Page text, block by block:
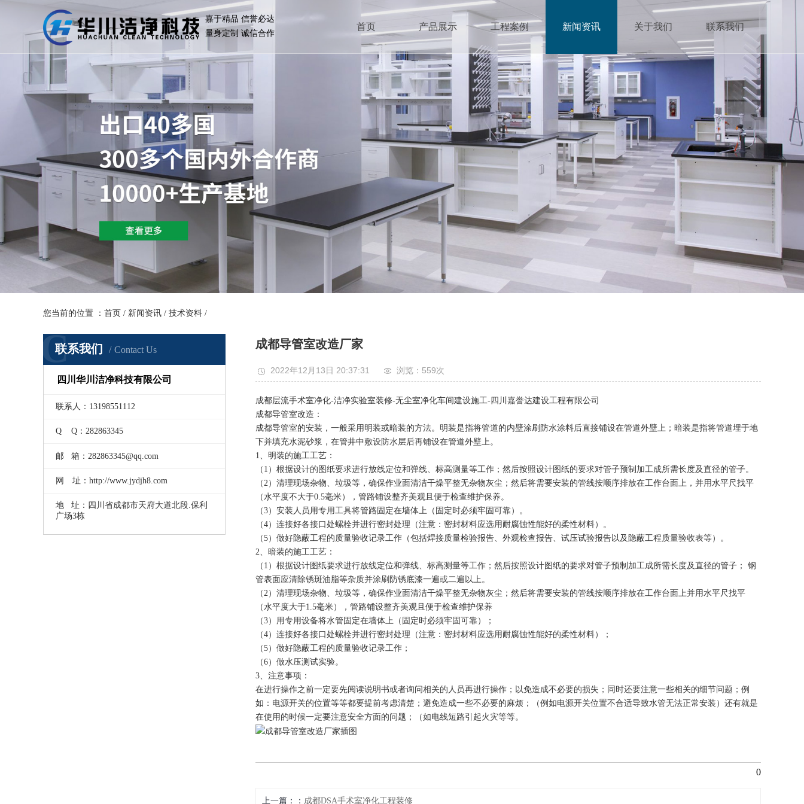
嘉于精品 信誉必达
量身定制 诚信合作
首页 产品展示 工程案例 新闻资讯 关于我们 联系我们
您当前的位置 ： 首页 / 新闻资讯 / 技术资料 /
联系我们 Contact Us
C
四川华川洁净科技有限公司
联系人：13198551112
Q Q：282863345
邮 箱：282863345@qq.com
网 址：http://www.jydjh8.com
地 址：四川省成都市天府大道北段.保利
广场3栋
成都导管室改造厂家
2022年12月13日 20:37:31 浏览：559次
成都层流手术室净化-洁净实验室装修-无尘室净化车间建设施工-四川嘉誉达建设工程有限公司
成都导管室改造：
成都导管室的安装，一般采用明装或暗装的方法。明装是指将管道的内壁涂刷防水涂料后直接铺设在管道外壁上；暗装是指将管道埋于地
下并填充水泥砂浆，在管井中敷设防水层后再铺设在管道外壁上。
1、明装的施工工艺：
（1）根据设计的图纸要求进行放线定位和弹线、标高测量等工作；然后按照设计图纸的要求对管子预制加工成所需长度及直径的管子。
（2）清理现场杂物、垃圾等，确保作业面清洁干燥平整无杂物灰尘；然后将需要安装的管线按顺序排放在工作台面上，并用水平尺找平
（水平度不大于0.5毫米），管路铺设整齐美观且便于检查维护保养。
（3）安装人员用专用工具将管路固定在墙体上（固定时必须牢固可靠）。
（4）连接好各接口处螺栓并进行密封处理（注意：密封材料应选用耐腐蚀性能好的柔性材料）。
（5）做好隐蔽工程的质量验收记录工作（包括焊接质量检验报告、外观检查报告、试压试验报告以及隐蔽工程质量验收表等）。
2、暗装的施工工艺：
（1）根据设计图纸要求进行放线定位和弹线、标高测量等工作；然后按照设计图纸的要求对管子预制加工成所需长度及直径的管子； 钢
管表面应清除锈斑油脂等杂质并涂刷防锈底漆一遍或二遍以上。
（2）清理现场杂物、垃圾等，确保作业面清洁干燥平整无杂物灰尘；然后将需要安装的管线按顺序排放在工作台面上并用水平尺找平
（水平度大于1.5毫米），管路铺设整齐美观且便于检查维护保养
（3）用专用设备将水管固定在墙体上（固定时必须牢固可靠）；
（4）连接好各接口处螺栓并进行密封处理（注意：密封材料应选用耐腐蚀性能好的柔性材料）；
（5）做好隐蔽工程的质量验收记录工作；
（6）做水压测试实验。
3、注意事项：
在进行操作之前一定要先阅读说明书或者询问相关的人员再进行操作；以免造成不必要的损失；同时还要注意一些相关的细节问题；例
如：电源开关的位置等等都要提前考虑清楚；避免造成一些不必要的麻烦；（例如电源开关位置不合适导致水管无法正常安装）还有就是
在使用的时候一定要注意安全方面的问题；（如电线短路引起火灾等等。
0
上一篇： 成都DSA手术室净化工程装修